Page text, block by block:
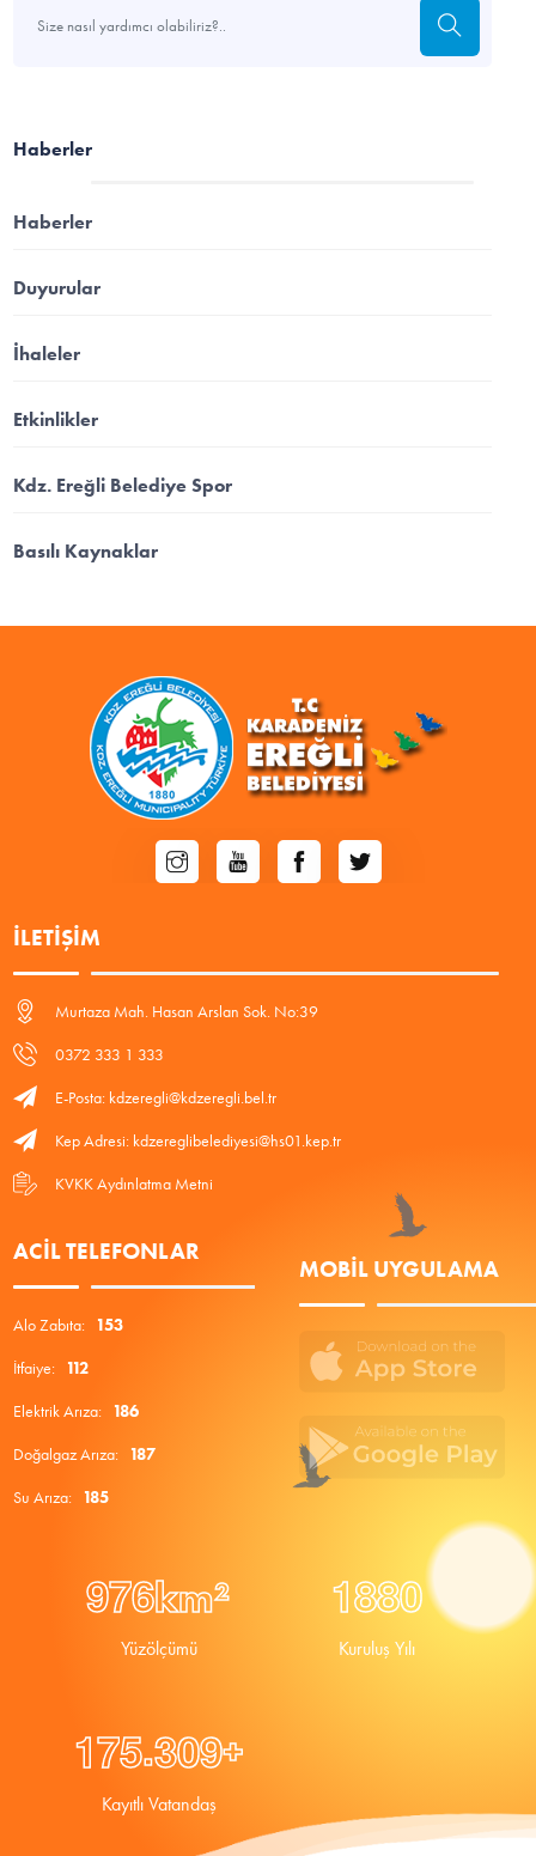
Haberler
Haberler
Duyurular
İhaleler
Etkinlikler
Kdz. Ereğli Belediye Spor
Basılı Kaynaklar
İLETIŞIM
Murtaza Mah. Hasan Arslan Sok. No:39
0372 333 1 333
E-Posta: kdzeregli@kdzeregli.bel.tr
Kep Adresi: kdzereglibelediyesi@hs01.kep.tr
KVKK Aydınlatma Metni
ACIL TELEFONLAR
Alo Zabıta: 153
İtfaiye: 112
Elektrik Arıza: 186
Doğalgaz Arıza: 187
Su Arıza: 185
MOBIL UYGULAMA
976km²
Yüzölçümü
1880
Kuruluş Yılı
175.309+
Kayıtlı Vatandaş